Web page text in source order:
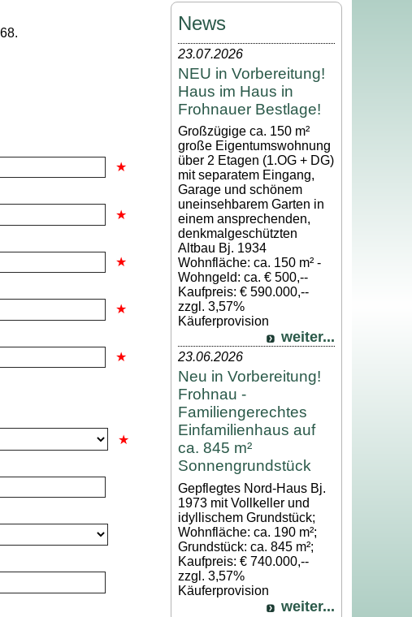
News
23.07.2026
NEU in Vorbereitung!
Haus im Haus in
Frohnauer Bestlage!
Großzügige ca. 150 m²
große Eigentumswohnung
über 2 Etagen (1.OG + DG)
mit separatem Eingang,
Garage und schönem
uneinsehbarem Garten in
einem ansprechenden,
denkmalgeschützten
Altbau Bj. 1934
Wohnfläche: ca. 150 m² -
Wohngeld: ca. € 500,--
Kaufpreis: € 590.000,--
zzgl. 3,57%
Käuferprovision
weiter...
23.06.2026
Neu in Vorbereitung!
Frohnau -
Familiengerechtes
Einfamilienhaus auf
ca. 845 m²
Sonnengrundstück
Gepflegtes Nord-Haus Bj.
1973 mit Vollkeller und
idyllischem Grundstück;
Wohnfläche: ca. 190 m²;
Grundstück: ca. 845 m²;
Kaufpreis: € 740.000,--
zzgl. 3,57%
Käuferprovision
weiter...